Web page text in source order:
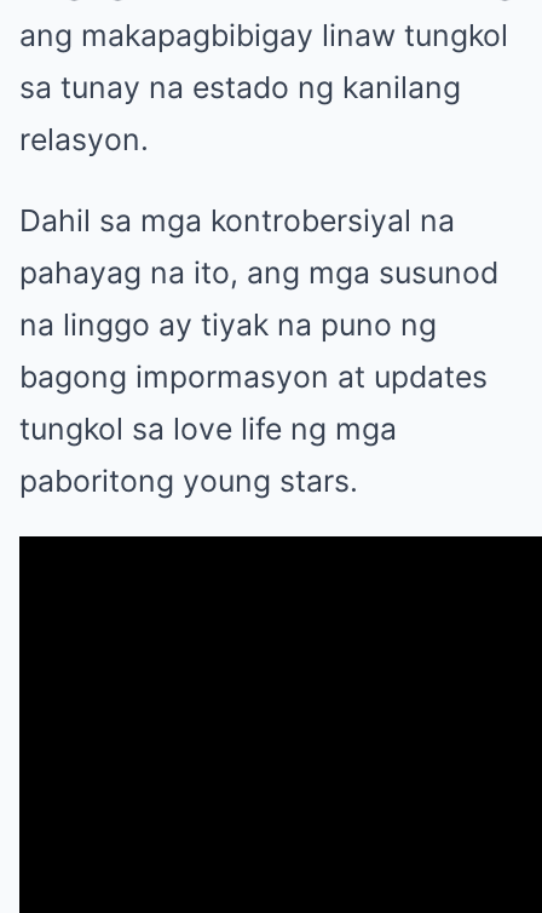
ang makapagbibigay linaw tungkol
sa tunay na estado ng kanilang
relasyon.
Dahil sa mga kontrobersiyal na
pahayag na ito, ang mga susunod
na linggo ay tiyak na puno ng
bagong impormasyon at updates
tungkol sa love life ng mga
paboritong young stars.